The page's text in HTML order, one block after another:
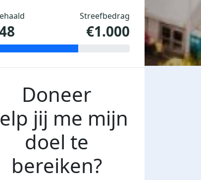
Streefbedrag
€1.000
Doneer
jij me mijn
doel te
bereiken?